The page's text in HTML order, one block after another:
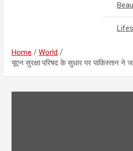
Home
World
यूएन सुरक्षा परिषद के सुधार पर पाकिस्तान ने